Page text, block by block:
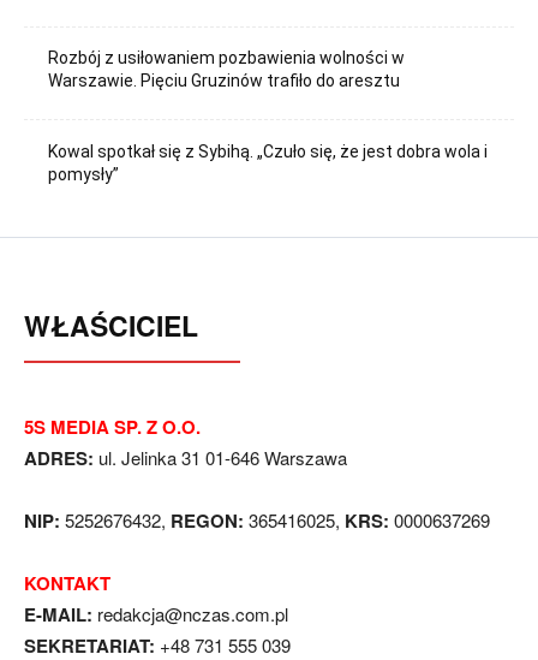
Rozbój z usiłowaniem pozbawienia wolności w
Warszawie. Pięciu Gruzinów trafiło do aresztu
Kowal spotkał się z Sybihą. „Czuło się, że jest dobra wola i
pomysły”
WŁAŚCICIEL
5S MEDIA SP. Z O.O.
ADRES: ul. Jelinka 31 01-646 Warszawa
NIP: 5252676432, REGON: 365416025, KRS: 0000637269
KONTAKT
E-MAIL: redakcja@nczas.com.pl
SEKRETARIAT: +48 731 555 039